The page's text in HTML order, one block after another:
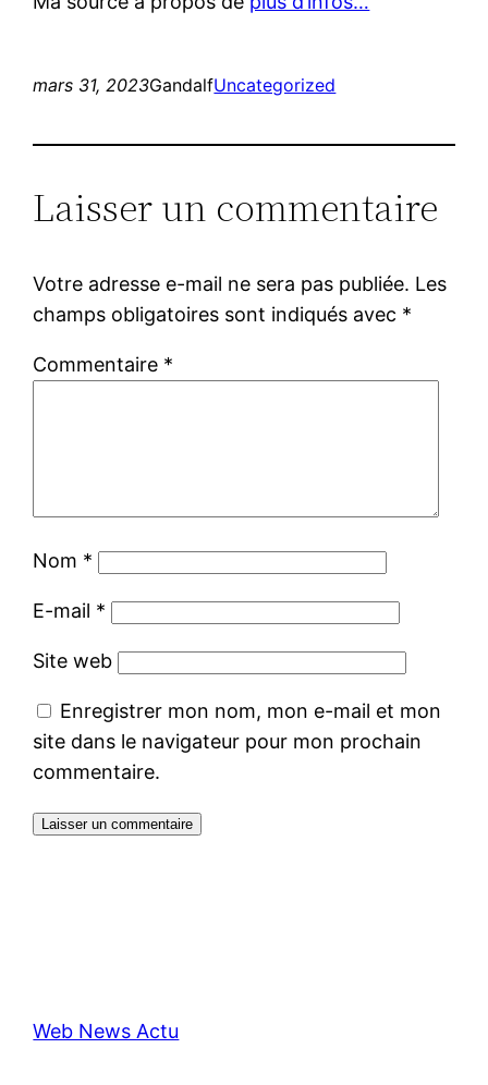
mars 31, 2023GandalfUncategorized
Laisser un commentaire
Votre adresse e-mail ne sera pas publiée. Les
champs obligatoires sont indiqués avec *
Commentaire *
Nom *
E-mail *
Site web
Enregistrer mon nom, mon e-mail et mon
site dans le navigateur pour mon prochain
commentaire.
Web News Actu